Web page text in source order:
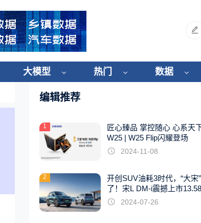
大模型 热门 数据
编辑推荐
1
匠心臻品 掌控随心 心系天
W25 | W25 Flip闪耀登场
2024-11-08
2
开创SUV油耗3时代，“大宋
了！宋L DM-i震撼上市
起
2024-07-26